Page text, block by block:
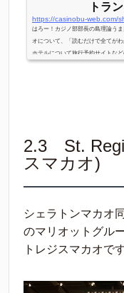
トラ
https://casinobu-web.com/
はろー！カジノ部部長の島理論う
オについて、「読むだけで全てが
ホテルについて旅行予約サイトな
2.3 St.
スマカオ)
シェラトンマカオ
のマリオットグル
トレジスマカオです